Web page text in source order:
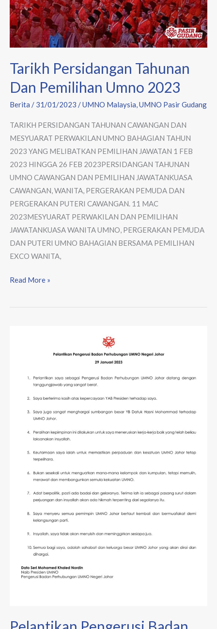
Tarikh Persidangan Tahunan
Dan Pemilihan Umno 2023
Berita / 31/01/2023 /UMNO Malaysia UMNO Pasir Gudang
TARIKH PERSIDANGAN TAHUNAN CAWANGAN DAN
MESYUARAT PERWAKILAN UMNO BAHAGIAN TAHUN
2023 YANG MELIBATKAN PEMILIHAN JAWATAN 1 FEB
2023 HINGGA 26 FEB 2023PERSIDANGAN TAHUNAN
UMNO CAWANGAN DAN PEMILIHAN JAWATANKUASA
CAWANGAN, WANITA, PERGERAKAN PEMUDA DAN
PERGERAKAN PUTERI CAWANGAN. 11 MAC
2023MESYUARAT PERWAKILAN DAN PEMILIHAN
JAWATANKUASA WANITA UMNO, PERGERAKAN PEMUDA
DAN PUTERI UMNO BAHAGIAN BERSAMA PEMILIHAN
EXCO WANITA,
Read More »
Negeri
Johor